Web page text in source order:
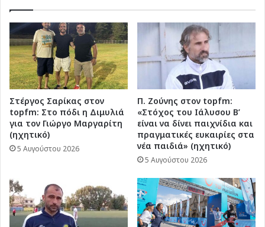
στην
καριέρα
της!
Στέργος Σαρίκας στον
topfm: Στο πόδι η Διμυλιά
για τον Γιώργο Μαργαρίτη
(ηχητικό)
5 Αυγούστου 2026
Π. Ζούνης στον topfm:
«Στόχος του Ιάλυσου Β’
είναι να δίνει παιχνίδια και
πραγματικές ευκαιρίες στα
νέα παιδιά» (ηχητικό)
5 Αυγούστου 2026